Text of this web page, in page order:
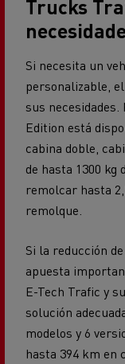
Trucks
Si necesita un
personalizable,
sus
Edition está
cabina doble,
de hasta 1300 kg
remolcar hasta
remolque.
Si la reducción
apuesta
E-Tech Trafic y
solución
modelos y 6
hasta 394 km en